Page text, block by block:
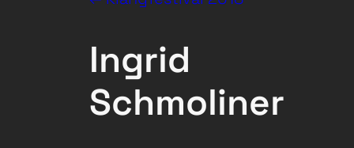
Ingrid
Schmoliner